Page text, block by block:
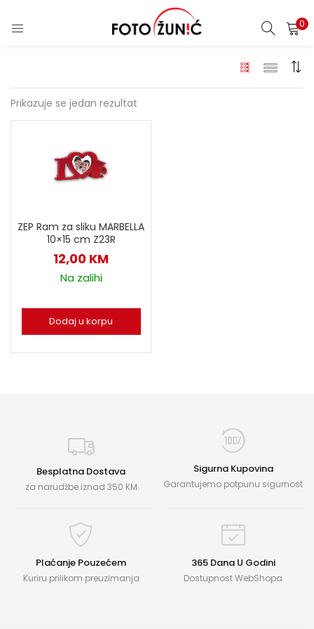
0
Prikazuje se jedan rezultat
ZEP Ram za sliku MARBELLA
10×15 cm Z23R
12,00 KM
Na zalihi
Dodaj u korpu
Besplatna Dostava
za narudžbe iznad 350 KM
Sigurna Kupovina
Garantujemo potpunu sigurnost
Plaćanje Pouzećem
Kuriru prilikom preuzimanja
365 Dana U Godini
Dostupnost WebShopa